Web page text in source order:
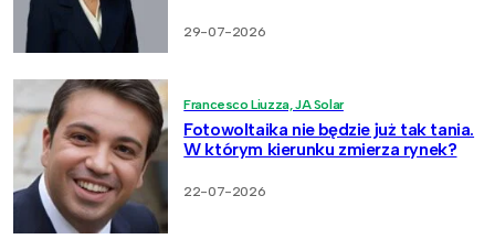
29-07-2026
Francesco Liuzza, JA Solar
Fotowoltaika nie będzie już tak tania.
W którym kierunku zmierza rynek?
22-07-2026